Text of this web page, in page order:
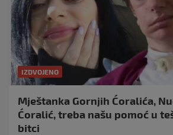
IZDVOJENO
Mještanka Gornjih Ćoralića,
Ćoralić, treba našu pomoć u
bitci